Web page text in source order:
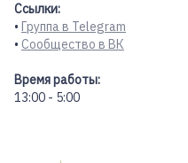
Ссылки:
• Группа в Telegram
• Сообщество в ВК
Время работы:
13:00 - 5:00